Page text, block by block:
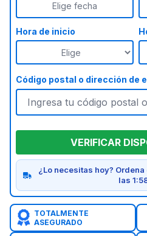
Elige fecha
Hora de inicio
Código postal o dirección de
VERIFICAR
¿Lo necesitas hoy?
las
TOTALMENTE
ASEGURADO